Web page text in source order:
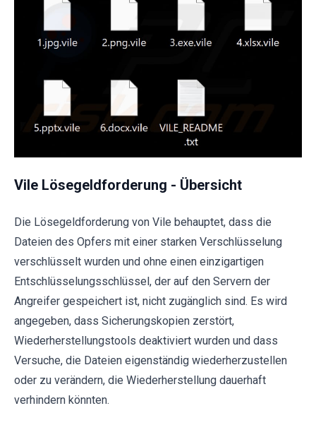
Vile Lösegeldforderung - Übersicht
Die Lösegeldforderung von Vile behauptet, dass die
Dateien des Opfers mit einer starken Verschlüsselung
verschlüsselt wurden und ohne einen einzigartigen
Entschlüsselungsschlüssel, der auf den Servern der
Angreifer gespeichert ist, nicht zugänglich sind. Es wird
angegeben, dass Sicherungskopien zerstört,
Wiederherstellungstools deaktiviert wurden und dass
Versuche, die Dateien eigenständig wiederherzustellen
oder zu verändern, die Wiederherstellung dauerhaft
verhindern könnten.